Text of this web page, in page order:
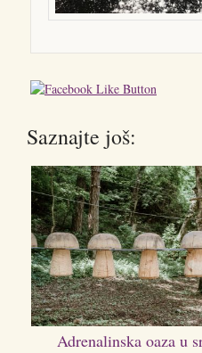
Saznajte još:
Adrenalinska oaza u